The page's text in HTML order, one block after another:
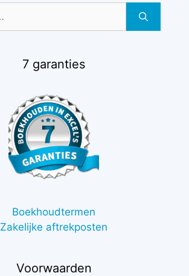
7 garanties
Boekhoudtermen
Zakelijke aftrekposten
Voorwaarden